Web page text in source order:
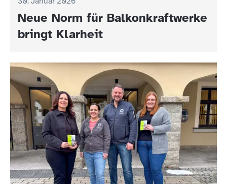
Neue Norm für Balkonkraftwerke
bringt Klarheit